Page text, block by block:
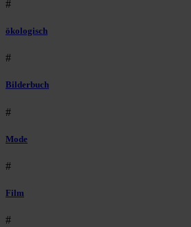
#
ökologisch
#
Bilderbuch
#
Mode
#
Film
#